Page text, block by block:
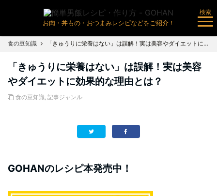
お肉・丼もの・おつまみレシピなどをご紹介！
検索
食の豆知識 「きゅうりに栄養はない」は誤解！実は美容やダイエットに効果的な理由とは？
「きゅうりに栄養はない」は誤解！実は美容
やダイエットに効果的な理由とは？
食の豆知識, 記事ジャンル
GOHANのレシピ本発売中！